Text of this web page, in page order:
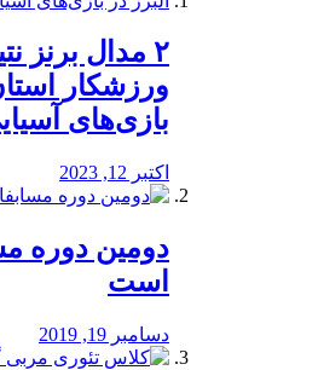
ورزشکار
بازی‌های
اکتبر 12, 2023
دومین دوره
است
دسامبر 19, 2019